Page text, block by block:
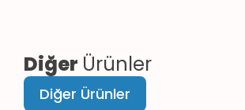
Diğer Ürünler
Diğer Ürünler